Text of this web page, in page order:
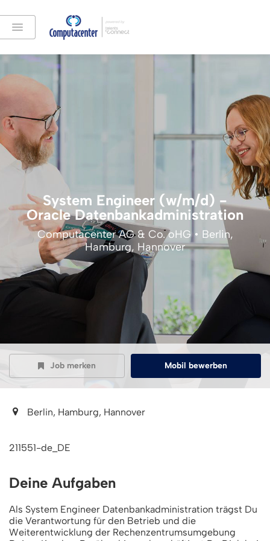
System Engineer (w/m/d) -
Oracle Datenbankadministration
Computacenter AG & Co. oHG • Berlin,
Hamburg, Hannover
Job merken Mobil bewerben
Berlin, Hamburg, Hannover
211551-de_DE
Deine Aufgaben
Als System Engineer Datenbankadministration trägst Du
die Verantwortung für den Betrieb und die
Weiterentwicklung der Rechenzentrumsumgebung